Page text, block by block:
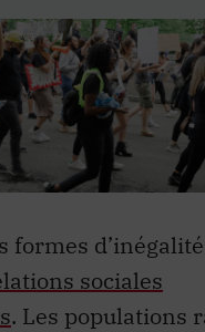
formes
sociales
. Les populations